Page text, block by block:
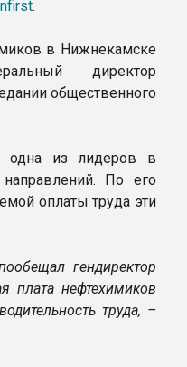
.
в Нижнекамске
директор
общественного
одна из лидеров в
По его
оплаты труда эти
гендиректор
плата нефтехимиков
труда, –